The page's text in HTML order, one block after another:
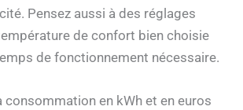
Pensez aussi à des réglages
de confort bien choisie
de fonctionnement nécessaire.
consommation en kWh et en euros